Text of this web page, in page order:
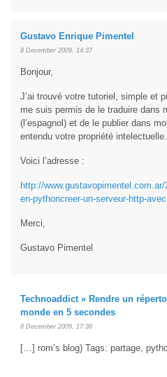
Gustavo Enrique Pimentel
8 December 2009, 14:37
Bonjour,
J’ai trouvé votre tutoriel, simple et
me suis permis de le traduire dans
(l’espagnol) et de le publier dans
entendu votre propriété intelectuelle.
Voici l’adresse :
http://
en-pythoncreer-un-serveur-http-
Merci,
Gustavo Pimentel
Technoaddict » Rendre un
monde en 5 secondes
8 December 2009, 17:38
[…] rom’s blog) Tags: partage,